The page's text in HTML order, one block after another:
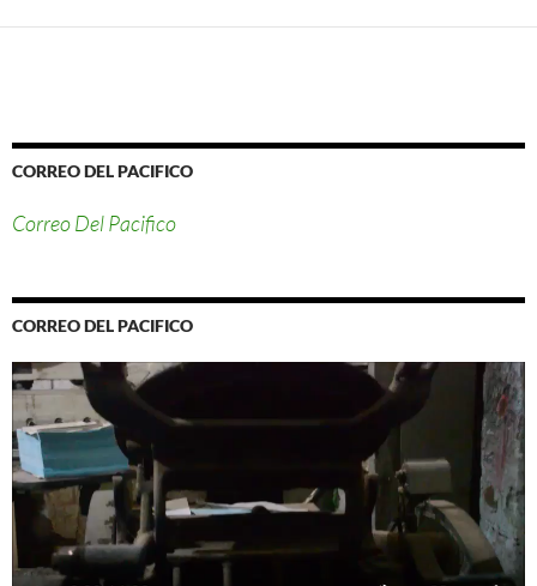
CORREO DEL PACIFICO
Correo Del Pacifico
CORREO DEL PACIFICO